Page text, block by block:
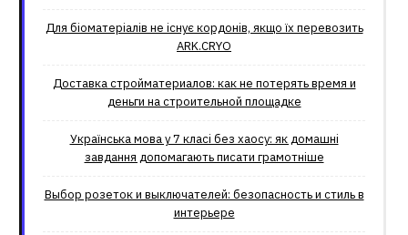
Для біоматеріалів не існує кордонів, якщо їх перевозить
ARK.CRYO
Доставка стройматериалов: как не потерять время и
деньги на строительной площадке
Українська мова у 7 класі без хаосу: як домашні
завдання допомагають писати грамотніше
Выбор розеток и выключателей: безопасность и стиль в
интерьере